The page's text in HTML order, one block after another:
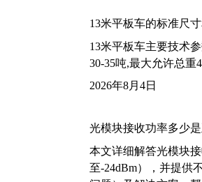
13米平板车的标准尺
13米平板车主要技术
30-35吨,最大允许总
2026年8月4日
光模块接收功率多少
本文详细解答光模块
至-24dBm），并提供